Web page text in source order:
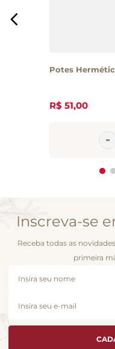
Potes
R$ 51,00
Inscreva-se
Receba todas as
primeira